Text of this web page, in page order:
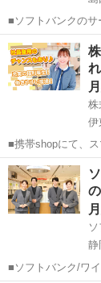
■ソフトバンクのサ
るお仕事です。 【
理・プラン変更等
務】 電話対応、販
静岡 島田市
株
伊
■携帯shopにて、
で、ご安心を。新
ご提案などをお願いします。 初めての方でも
ディネーターが親
静岡 伊東市
静
■ソフトバンク/ワ